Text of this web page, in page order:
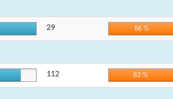
29 86 %
112 83 %